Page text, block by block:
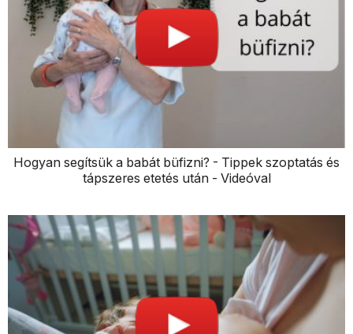
Hogyan segítsük a babát büfizni? - Tippek szoptatás és
tápszeres etetés után - Videóval